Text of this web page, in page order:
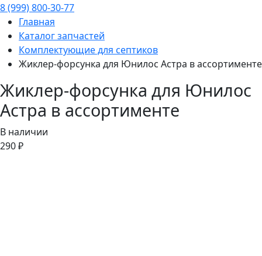
8 (999) 800-30-77
Главная
Каталог запчастей
Комплектующие для септиков
Жиклер-форсунка для Юнилос Астра в ассортименте
Жиклер-форсунка для Юнилос
Астра в ассортименте
В наличии
290 ₽